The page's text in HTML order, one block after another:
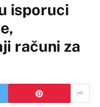
isporuci
računi za